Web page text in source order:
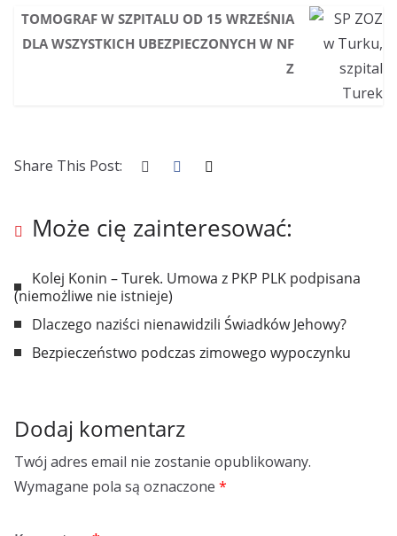
TOMOGRAF W SZPITALU OD 15 WRZEŚNIA
DLA WSZYSTKICH UBEZPIECZONYCH W NF
Z
Share This Post:
Może cię zainteresować:
Kolej Konin – Turek. Umowa z PKP PLK podpisana
(niemożliwe nie istnieje)
Dlaczego naziści nienawidzili Świadków Jehowy?
Bezpieczeństwo podczas zimowego wypoczynku
Dodaj komentarz
Twój adres email nie zostanie opublikowany.
Wymagane pola są oznaczone *